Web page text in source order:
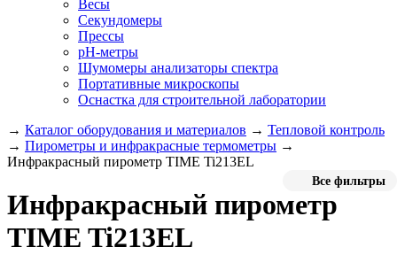
Весы
Секундомеры
Прессы
pH-метры
Шумомеры анализаторы спектра
Портативные микроскопы
Оснастка для строительной лаборатории
→ Каталог оборудования и материалов → Тепловой контроль
→ Пирометры и инфракрасные термометры →
Инфракрасный пирометр TIME Ti213EL
Все фильтры
Инфракрасный пирометр
TIME Ti213EL